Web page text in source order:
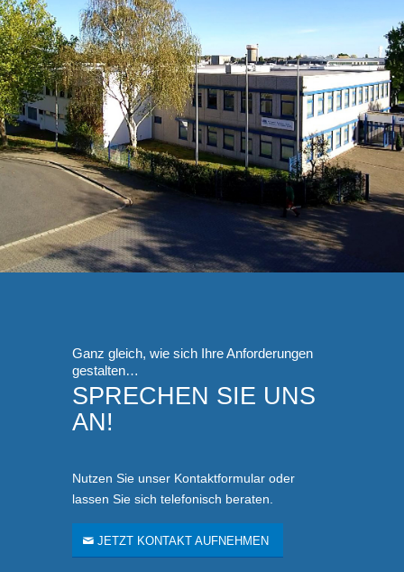
Ganz gleich, wie sich Ihre Anforderungen
gestalten…
SPRECHEN SIE UNS
AN!
Nutzen Sie unser Kontaktformular oder
lassen Sie sich telefonisch beraten.
JETZT KONTAKT AUFNEHMEN